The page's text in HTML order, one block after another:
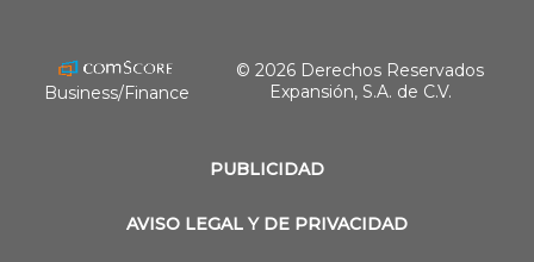
PUBLICIDAD
AVISO LEGAL Y DE PRIVACIDAD
Business/Finance
© 2026 Derechos Reservados
Expansión, S.A. de C.V.